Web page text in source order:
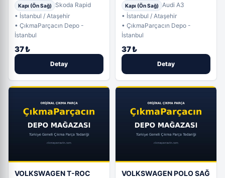
Kapı (Ön Sağ)
Skoda Rapid
• İstanbul / Ataşehir
• ÇıkmaParçacın Depo -
İstanbul
37 ₺
Detay
Kapı (Ön Sağ)
Audi A3
• İstanbul / Ataşehir
• ÇıkmaParçacın Depo -
İstanbul
37 ₺
Detay
VOLKSWAGEN T-ROC
VOLKSWAGEN POLO SAĞ